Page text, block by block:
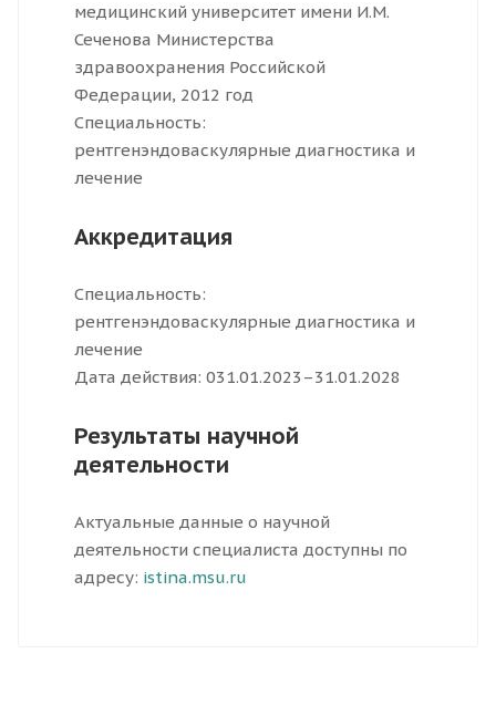
медицинский университет имени И.М.
Сеченова Министерства
здравоохранения Российской
Федерации, 2012 год
Специальность:
рентгенэндоваскулярные диагностика и
лечение
Аккредитация
Специальность:
рентгенэндоваскулярные диагностика и
лечение
Дата действия: 031.01.2023–31.01.2028
Результаты научной
деятельности
Актуальные данные о научной
деятельности специалиста доступны по
адресу: istina.msu.ru